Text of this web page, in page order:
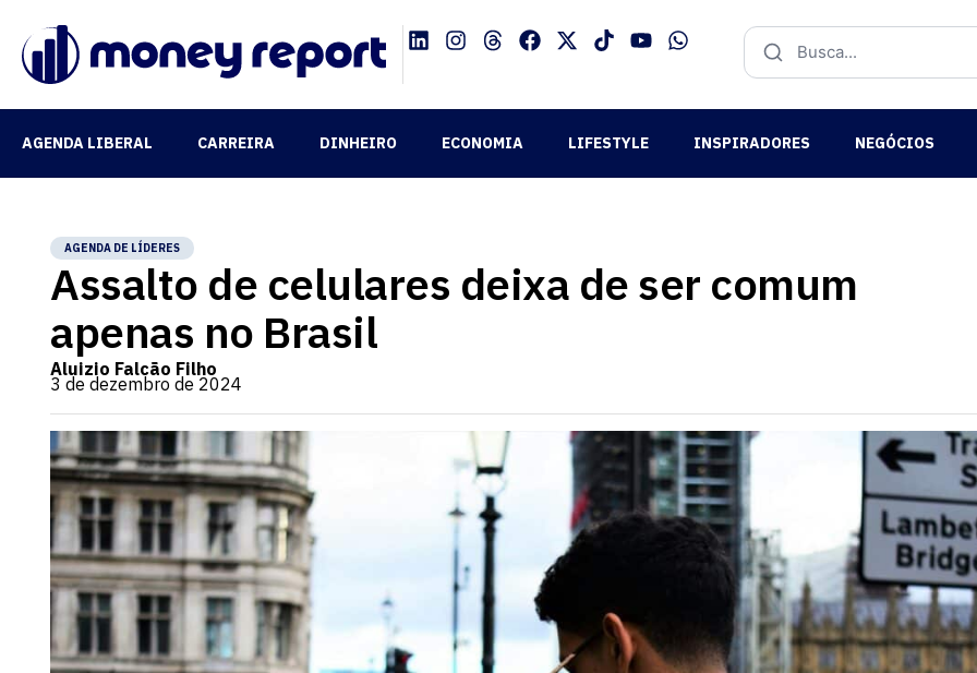
AGENDA LIBERAL CARREIRA DINHEIRO ECONOMIA LIFESTYLE INSPIRADORES NEGÓCIOS
AGENDA DE LÍDERES
Assalto de celulares deixa de ser comum
apenas no Brasil
Aluizio Falcão Filho
3 de dezembro de 2024